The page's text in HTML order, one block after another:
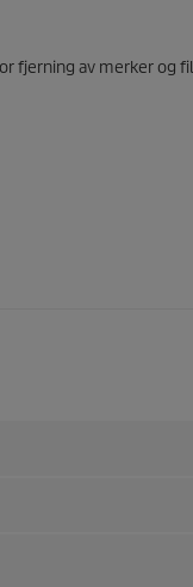
fjerning av merker og